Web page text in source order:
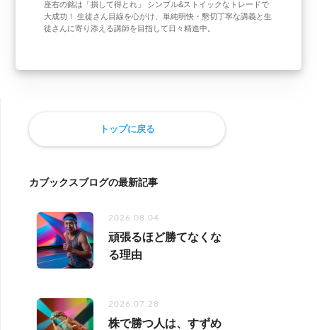
座右の銘は「損して得とれ」 シンプル&ストイックなトレードで
大成功！ 生徒さん目線を心がけ、単純明快・懇切丁寧な講義と生
徒さんに寄り添える講師を目指して日々精進中。
トップに戻る
カブックスブログの最新記事
2026.08.04
頑張るほど勝てなくな
る理由
2026.07.28
株で勝つ人は、すずめ